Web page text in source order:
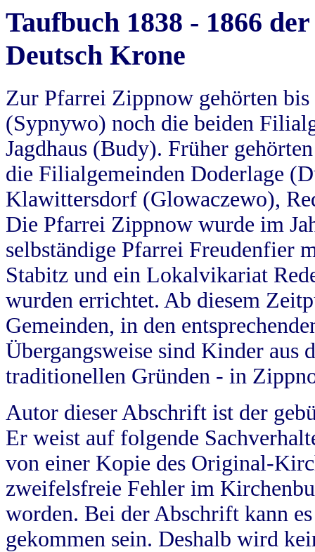
Taufbuch 1838 - 1866
Deutsch Krone
Zur Pfarrei Zippnow gehörten
(Sypnywo) noch die beiden
Jagdhaus (Budy). Früher
die Filialgemeinden Doderlage
Klawittersdorf (Glowaczewo),
Die Pfarrei Zippnow wurde im
selbständige Pfarrei Freudenfier
Stabitz und ein Lokalvikariat
wurden errichtet. Ab diesem
Gemeinden, in den
Übergangsweise sind Kinder aus
traditionellen Gründen - in
Autor dieser Abschrift ist der
Er weist auf folgende
von einer Kopie des Original-
zweifelsfreie Fehler im
worden. Bei der Abschrift kann
gekommen sein. Deshalb wird